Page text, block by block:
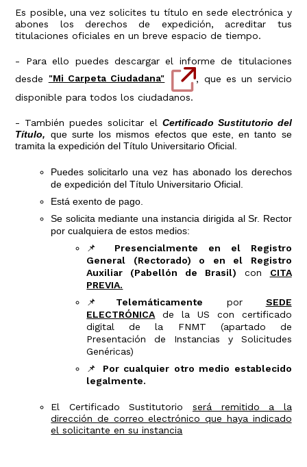
Es posible, una vez solicites tu título en sede electrónica y
abones los derechos de expedición, acreditar tus
titulaciones oficiales en un breve espacio de tiempo.
- Para ello puedes descargar el informe de titulaciones
desde "Mi Carpeta Ciudadana"
, que es un servicio
disponible para todos los ciudadanos.
- También puedes solicitar el Certificado Sustitutorio del
Título, que surte los mismos efectos que este, en tanto se
tramita la expedición del Título Universitario Oficial.
Puedes solicitarlo una vez has abonado los derechos
de expedición del Título Universitario Oficial.
Está exento de pago.
Se solicita mediante una instancia dirigida al Sr. Rector
por cualquiera de estos medios:
📌 Presencialmente en el Registro
General (Rectorado) o en el Registro
Auxiliar (Pabellón de Brasil) con CITA
PREVIA.
📌 Telemáticamente por SEDE
ELECTRÓNICA de la US con certificado
digital de la FNMT (apartado de
Presentación de Instancias y Solicitudes
Genéricas)
📌 Por cualquier otro medio establecido
legalmente.
El Certificado Sustitutorio será remitido a la
dirección de correo electrónico que haya indicado
el solicitante en su instancia